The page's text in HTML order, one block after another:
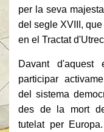
per la seva
del segle XVIII,
en el Tractat
Davant
participar
del sistema
des de la mort
tutelat per Europa.